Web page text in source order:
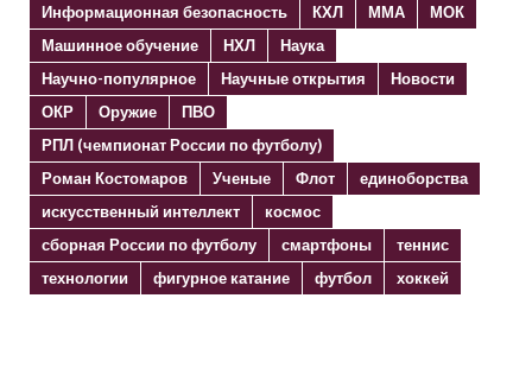
Информационная безопасность
КХЛ ММА
МОК
Машинное обучение
НХЛ
Наука
Научно-популярное
Научные открытия
Новости
ОКР
Оружие
ПВО
РПЛ (чемпионат России по футболу)
Роман Костомаров
Ученые Флот
единоборства
искусственный интеллект
космос
сборная России по футболу
смартфоны
теннис
технологии
фигурное катание футбол хоккей